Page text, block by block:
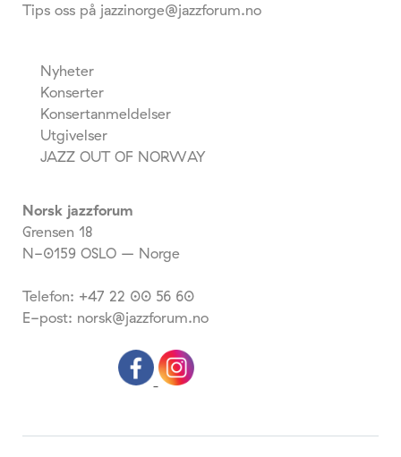
Tips oss på jazzinorge@jazzforum.no
Nyheter
Konserter
Konsertanmeldelser
Utgivelser
JAZZ OUT OF NORWAY
Norsk jazzforum
Grensen 18
N-0159 OSLO – Norge
Telefon: +47 22 00 56 60
E-post: norsk@jazzforum.no